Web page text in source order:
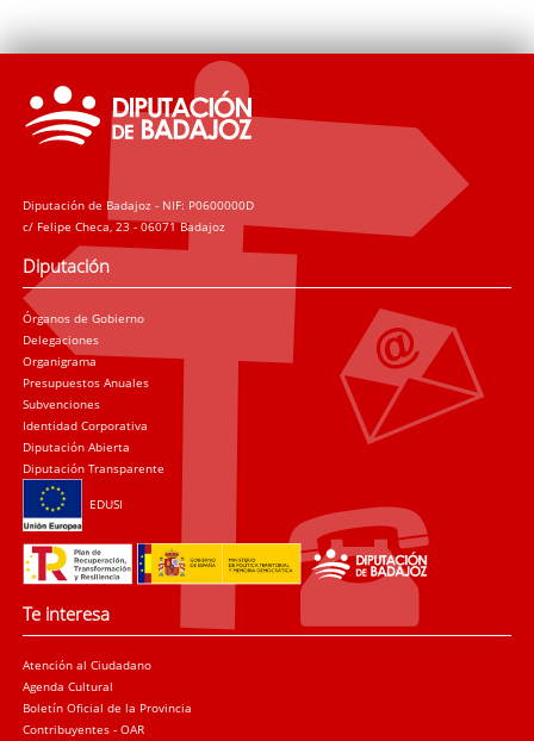
Diputación de Badajoz - NIF: P0600000D
c/ Felipe Checa, 23 - 06071 Badajoz
Diputación
Órganos de Gobierno
Delegaciones
Organigrama
Presupuestos Anuales
Subvenciones
Identidad Corporativa
Diputación Abierta
Diputación Transparente
EDUSI
Te interesa
Atención al Ciudadano
Agenda Cultural
Boletín Oficial de la Provincia
Contribuyentes - OAR